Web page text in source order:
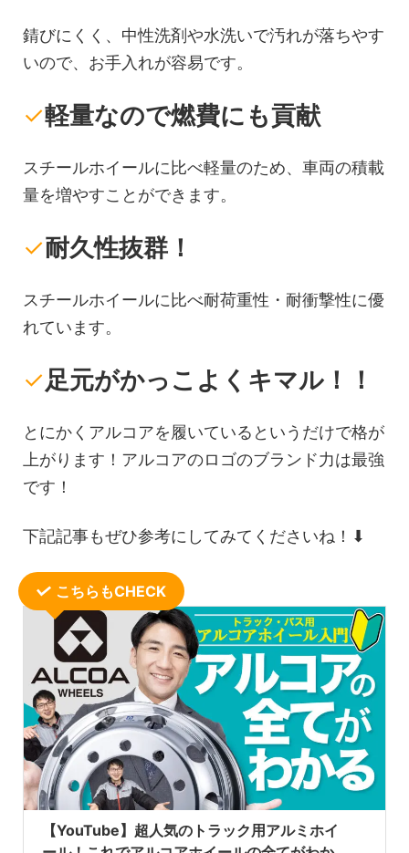
錆びにくく、中性洗剤や水洗いで汚れが落ちやす
いので、お手入れが容易です。
✓軽量なので燃費にも貢献
スチールホイールに比べ軽量のため、車両の積載
量を増やすことができます。
✓耐久性抜群！
スチールホイールに比べ耐荷重性・耐衝撃性に優
れています。
✓足元がかっこよくキマル！！
とにかくアルコアを履いているというだけで格が
上がります！アルコアのロゴのブランド力は最強
です！
下記記事もぜひ参考にしてみてくださいね！⬇
こちらもCHECK
【YouTube】超人気のトラック用アルミホイ